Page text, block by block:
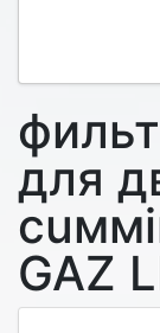
для
GAZ